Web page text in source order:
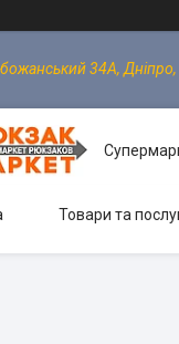
34А, Дніпро,
Товари та